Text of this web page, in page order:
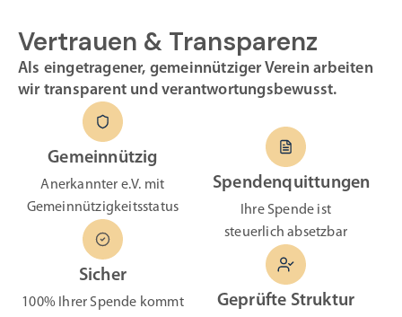
Vertrauen & Transparenz
Als eingetragener, gemeinnütziger Verein arbeiten
wir transparent und verantwortungsbewusst.
Gemeinnützig
Anerkannter e.V. mit
Gemeinnützigkeitsstatus
Sicher
100% Ihrer Spende kommt
Spendenquittungen
Ihre Spende ist
steuerlich absetzbar
Geprüfte Struktur